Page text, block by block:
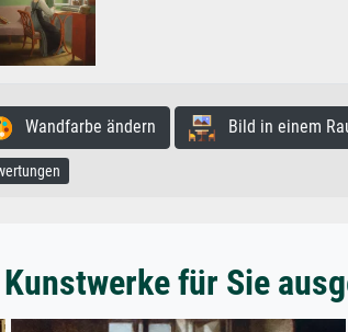
Wandfarbe ändern Bild in einem
für Sie